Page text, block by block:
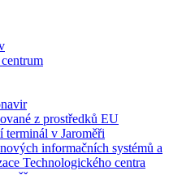
z prostředků EU
terminál v Jaroměři
informačních systémů a
Technologického centra